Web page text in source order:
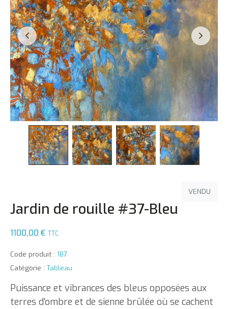
VENDU
Jardin de rouille #37-Bleu
1100,00 € TTC
Code produit : 187
Catégorie : Tableau
Puissance et vibrances des bleus opposées aux
terres d’ombre et de sienne brûlée où se cachent